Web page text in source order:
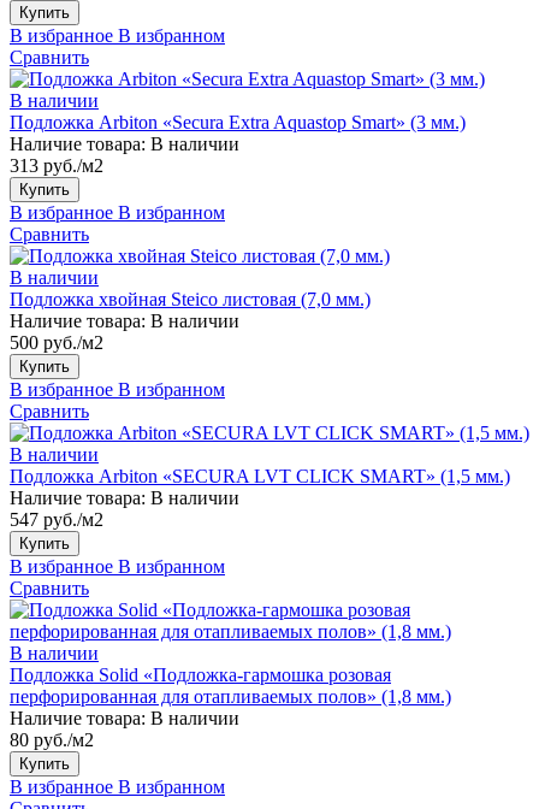
Купить
В избранное В избранном
Сравнить
В наличии
Подложка Arbiton «Secura Extra Aquastop Smart» (3 мм.)
Наличие товара: В наличии
313 руб./м2
Купить
В избранное В избранном
Сравнить
В наличии
Подложка хвойная Steico листовая (7,0 мм.)
Наличие товара: В наличии
500 руб./м2
Купить
В избранное В избранном
Сравнить
В наличии
Подложка Arbiton «SECURA LVT CLICK SMART» (1,5 мм.)
Наличие товара: В наличии
547 руб./м2
Купить
В избранное В избранном
Сравнить
В наличии
Подложка Solid «Подложка-гармошка розовая
перфорированная для отапливаемых полов» (1,8 мм.)
Наличие товара: В наличии
80 руб./м2
Купить
В избранное В избранном